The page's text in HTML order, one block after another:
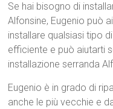
Se hai bisogno di
Alfonsine, Eugenio può
installare qualsiasi tipo
efficiente e può aiutarti
installazione serranda
Eugenio è in grado di
anche le più vecchie e